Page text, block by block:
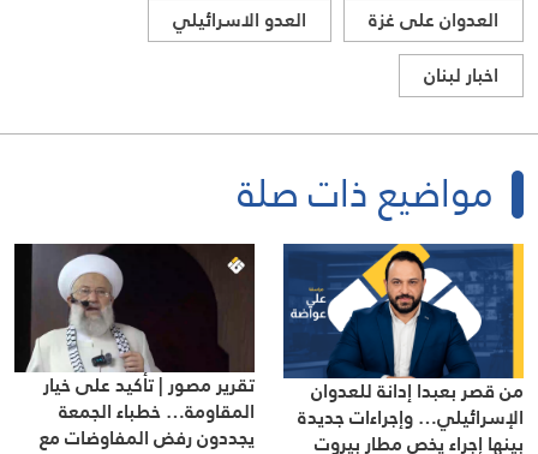
العدوان على غزة
العدو الاسرائيلي
اخبار لبنان
مواضيع ذات صلة
من قصر بعبدا إدانة للعدوان
الإسرائيلي… وإجراءات جديدة
بينها إجراء يخص مطار بيروت
تقرير مصور | تأكيد على خيار
المقاومة… خطباء الجمعة
يجددون رفض المفاوضات مع